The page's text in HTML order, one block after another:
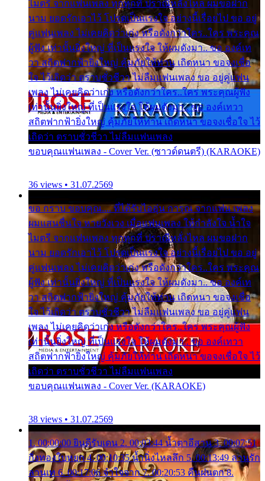
ไมตรี จากแฟนเพลง ทุกทุกที่ ปราณีหลั่งไหล ผมขอฝาก
นาม ยอดรักเอาไว้ โปรดเป็นแรงใจ อย่างนี้เรื่อยไป ขอ อยู่
คู่แฟนเพลง ไม่เคยคิดว่าเก่ง หรือดังกว่าใคร..ใคร พระคุณ
ผู้ฟัง เท่านั้นยิ่งใหญ่ ที่เป็นแรงใจ ให้ผมดังมา.. ขอ องค์เท
วา สถิตฟากฟ้ายิ่งใหญ่ คุ้มภัยให้ท่าน เถิดหนา ขอจงเชื่อ
ใจ ไว้เถิดว่า ตราบชั่วชีวา ไม่ลืมแฟนเพลง ขอ อยู่คู่แฟน
เพลง ไม่เคยคิดว่าเก่ง หรือดังกว่าใคร..ใคร พระคุณผู้ฟัง
เท่านั้นยิ่งใหญ่ ที่เป็นแรงใจ ให้ผมดังมา.. ขอ องค์เทวา
สถิตฟากฟ้ายิ่งใหญ่ คุ้มภัยให้ท่าน เถิดหนา ขอจงเชื่อใจ ไว้
เถิดว่า ตราบชั่วชีวา ไม่ลืมแฟนเพลง
ขอบคุณแฟนเพลง - Cover Ver. (ซาวด์ดนตรี) (KARAOKE)
36 views • 31.07.2569
ขอ กราบ ขอบคุณ.... ที่ได้รับไออุ่น การุณ จากแฟน เพลง
ผมแสนชื่นใจ หายวังเวง เมื่อแฟนเพลง ให้กำลังใจ น้ำใจ
ไมตรี จากแฟนเพลง ทุกทุกที่ ปราณีหลั่งไหล ผมขอฝาก
นาม ยอดรักเอาไว้ โปรดเป็นแรงใจ อย่างนี้เรื่อยไป ขอ อยู่
คู่แฟนเพลง ไม่เคยคิดว่าเก่ง หรือดังกว่าใคร..ใคร พระคุณ
ผู้ฟัง เท่านั้นยิ่งใหญ่ ที่เป็นแรงใจ ให้ผมดังมา.. ขอ องค์เท
วา สถิตฟากฟ้ายิ่งใหญ่ คุ้มภัยให้ท่าน เถิดหนา ขอจงเชื่อ
ใจ ไว้เถิดว่า ตราบชั่วชีวา ไม่ลืมแฟนเพลง ขอ อยู่คู่แฟน
เพลง ไม่เคยคิดว่าเก่ง หรือดังกว่าใคร..ใคร พระคุณผู้ฟัง
เท่านั้นยิ่งใหญ่ ที่เป็นแรงใจ ให้ผมดังมา.. ขอ องค์เทวา
สถิตฟากฟ้ายิ่งใหญ่ คุ้มภัยให้ท่าน เถิดหนา ขอจงเชื่อใจ ไว้
เถิดว่า ตราบชั่วชีวา ไม่ลืมแฟนเพลง
ขอบคุณแฟนเพลง - Cover Ver. (KARAOKE)
38 views • 31.07.2569
1. 00:00:00 ยินดีรับเดน 2. 00:03:44 น้ำตาอีสาน 3. 00:07:51
กิ่งทองใบหยก 4. 00:10:35 น้ำนิ่งไหลลึก 5. 00:13:49 ลานรัก
ลานเท 6. 00:17:06 จำใจจาก 7. 00:20:53 คืนฝนตก 8.